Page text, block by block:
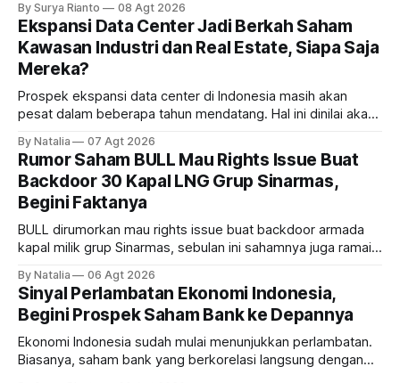
By Surya Rianto 08 Agt 2026
Ekspansi Data Center Jadi Berkah Saham
Kawasan Industri dan Real Estate, Siapa Saja
Mereka?
Prospek ekspansi data center di Indonesia masih akan
pesat dalam beberapa tahun mendatang. Hal ini dinilai akan
estate, ada siapa saja mereka?
By Natalia 07 Agt 2026
Rumor Saham BULL Mau Rights Issue Buat
Backdoor 30 Kapal LNG Grup Sinarmas,
Begini Faktanya
BULL dirumorkan mau rights issue buat backdoor armada
kapal milik grup Sinarmas, sebulan ini sahamnya juga ramai
masih menarik dilirik?
By Natalia 06 Agt 2026
Sinyal Perlambatan Ekonomi Indonesia,
Begini Prospek Saham Bank ke Depannya
Ekonomi Indonesia sudah mulai menunjukkan perlambatan.
Biasanya, saham bank yang berkorelasi langsung dengan